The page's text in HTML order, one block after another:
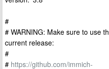
#
# WARNING: Make sure to use
current release:
#
# https://github.com/immich-